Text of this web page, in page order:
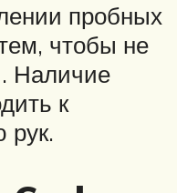
пробных
чтобы не
Наличие
к
рук.